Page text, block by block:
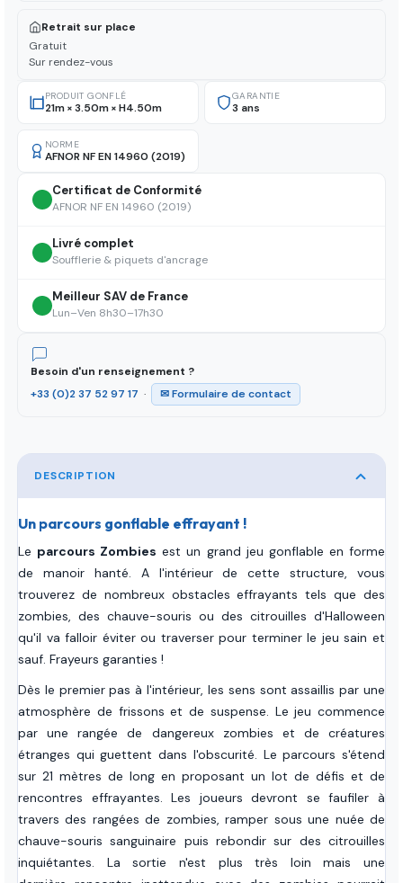
Retrait sur place
Gratuit
Sur rendez-vous
PRODUIT GONFLÉ
21m × 3.50m × H4.50m
GARANTIE
3 ans
NORME
AFNOR NF EN 14960 (2019)
Certificat de Conformité
AFNOR NF EN 14960 (2019)
Livré complet
Soufflerie & piquets d'ancrage
Meilleur SAV de France
Lun–Ven 8h30–17h30
Besoin d'un renseignement ?
+33 (0)2 37 52 97 17 · ✉ Formulaire de contact
DESCRIPTION
Un parcours gonflable effrayant !
Le parcours Zombies est un grand jeu gonflable en forme
de manoir hanté. A l'intérieur de cette structure, vous
trouverez de nombreux obstacles effrayants tels que des
zombies, des chauve-souris ou des citrouilles d'Halloween
qu'il va falloir éviter ou traverser pour terminer le jeu sain et
sauf. Frayeurs garanties !
Dès le premier pas à l'intérieur, les sens sont assaillis par une
atmosphère de frissons et de suspense. Le jeu commence
par une rangée de dangereux zombies et de créatures
étranges qui guettent dans l'obscurité. Le parcours s'étend
sur 21 mètres de long en proposant un lot de défis et de
rencontres effrayantes. Les joueurs devront se faufiler à
travers des rangées de zombies, ramper sous une nuée de
chauve-souris sanguinaire puis rebondir sur des citrouilles
inquiétantes. La sortie n'est plus très loin mais une